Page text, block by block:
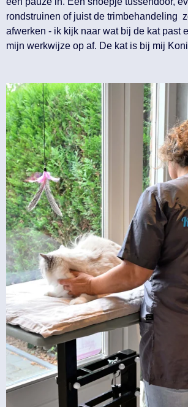
rondstruinen of juist de trimbehandeling
afwerken - ik kijk naar wat bij de kat past
mijn werkwijze op af. De kat is bij mij